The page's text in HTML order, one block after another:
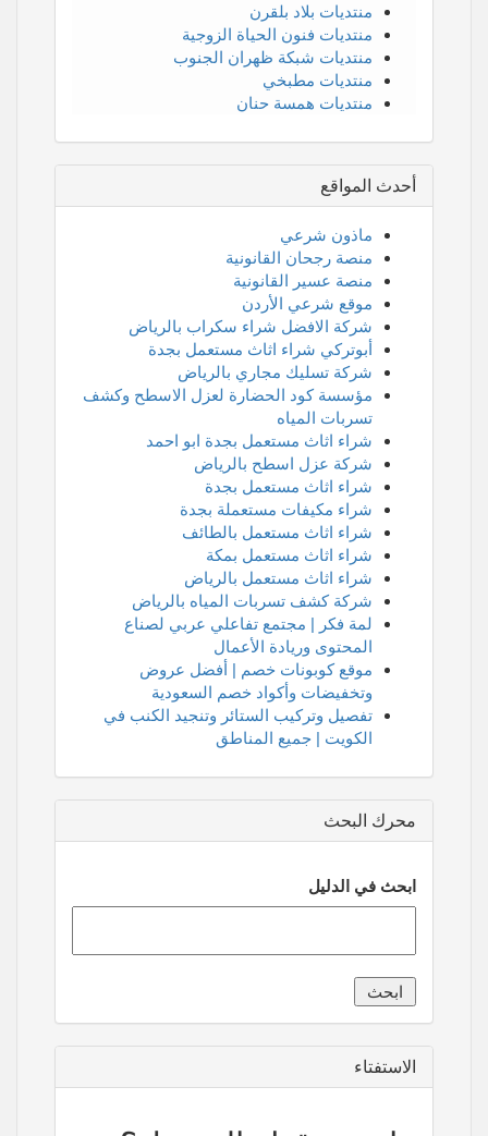
منتديات بلاد بلقرن
منتديات فنون الحياة الزوجية
منتديات شبكة ظهران الجنوب
منتديات مطبخي
منتديات همسة حنان
أحدث المواقع
ماذون شرعي
منصة رجحان القانونية
منصة عسير القانونية
موقع شرعي الأردن
شركة الافضل شراء سكراب بالرياض
أبوتركي شراء اثاث مستعمل بجدة
شركة تسليك مجاري بالرياض
مؤسسة كود الحضارة لعزل الاسطح وكشف
تسربات المياه
شراء اثاث مستعمل بجدة ابو احمد
شركة عزل اسطح بالرياض
شراء اثاث مستعمل بجدة
شراء مكيفات مستعملة بجدة
شراء اثاث مستعمل بالطائف
شراء اثاث مستعمل بمكة
شراء اثاث مستعمل بالرياض
شركة كشف تسربات المياه بالرياض
لمة فكر | مجتمع تفاعلي عربي لصناع
المحتوى وريادة الأعمال
موقع كوبونات خصم | أفضل عروض
وتخفيضات وأكواد خصم السعودية
تفصيل وتركيب الستائر وتنجيد الكنب في
الكويت | جميع المناطق
محرك البحث
ابحث في الدليل
الاستفتاء